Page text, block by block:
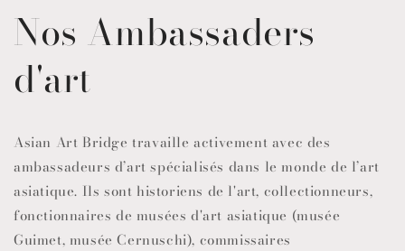
Nos Ambassaders
d'art
Asian Art Bridge travaille activement avec des
ambassadeurs d’art spécialisés dans le monde de l’art
asiatique. Ils sont historiens de l'art, collectionneurs,
fonctionnaires de musées d'art asiatique (musée
Guimet, musée Cernuschi), commissaires